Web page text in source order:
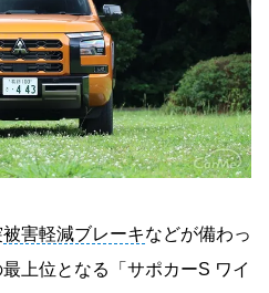
被害軽減ブレーキなどが備わっ
上位となる「サポカーS ワイ